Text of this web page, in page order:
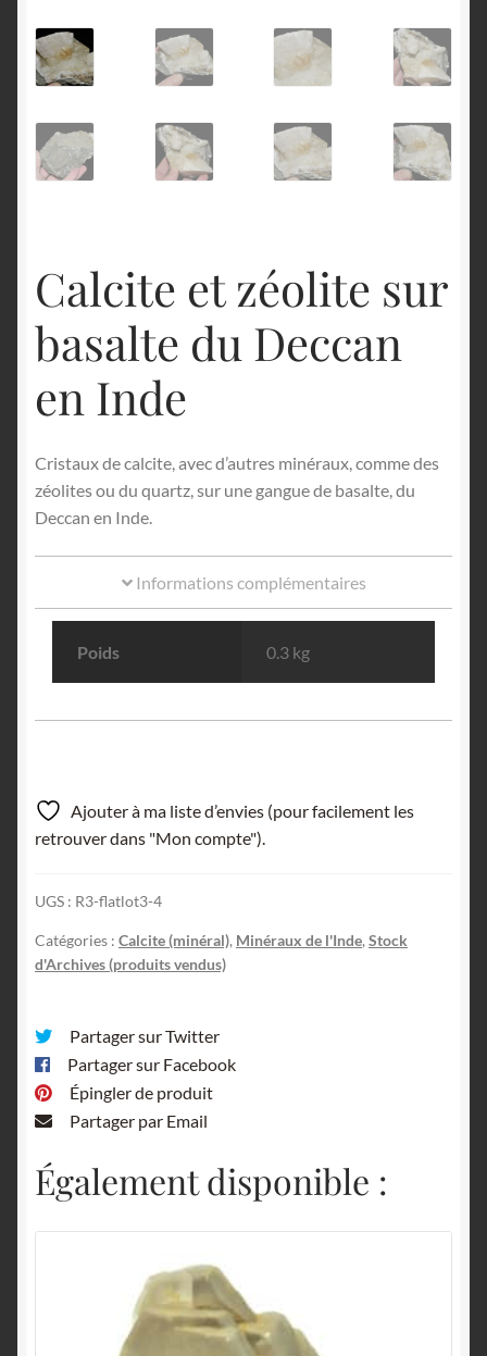
Calcite et zéolite sur
basalte du Deccan
en Inde
Cristaux de calcite, avec d’autres minéraux, comme des
zéolites ou du quartz, sur une gangue de basalte, du
Deccan en Inde.
Informations complémentaires
Poids 0.3 kg
Ajouter à ma liste d’envies (pour facilement les
retrouver dans "Mon compte").
UGS : R3-flatlot3-4
Catégories : Calcite (minéral), Minéraux de l'Inde, Stock
d'Archives (produits vendus)
Partager sur Twitter
Partager sur Facebook
Épingler de produit
Partager par Email
Également disponible :